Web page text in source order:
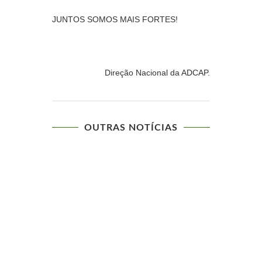
JUNTOS SOMOS MAIS FORTES!
Direção Nacional da ADCAP.
OUTRAS NOTÍCIAS